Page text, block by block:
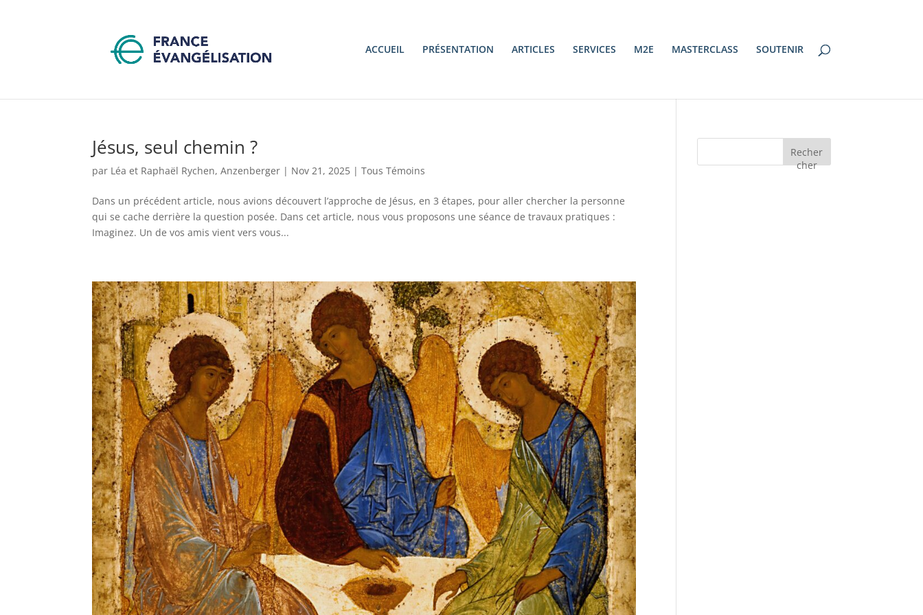
ACCUEIL PRÉSENTATION ARTICLES SERVICES M2E MASTERCLASS SOUTENIR
Jésus, seul chemin ?
par Léa et Raphaël Rychen, Anzenberger | Nov 21, 2025 |Tous Témoins
Dans un précédent article, nous avions découvert l’approche de Jésus, en 3 étapes, pour aller chercher la personne
qui se cache derrière la question posée. Dans cet article, nous vous proposons une séance de travaux pratiques :
Imaginez. Un de vos amis vient vers vous...
Recher
cher